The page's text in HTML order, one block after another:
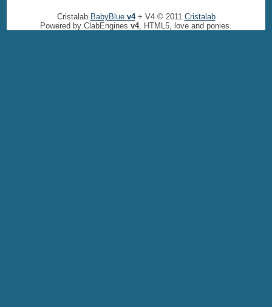
Cristalab BabyBlue v4+ V4 © 2011 Cristalab
Powered by ClabEngines v4, HTML5, love and ponies.